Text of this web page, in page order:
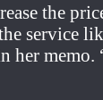
the
service
her